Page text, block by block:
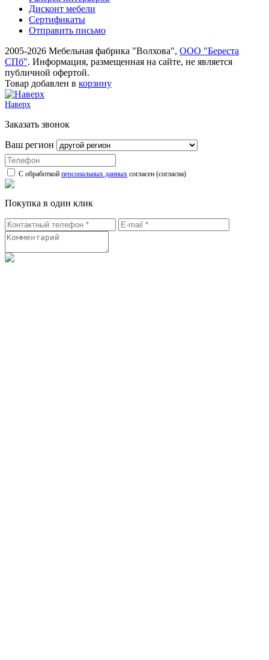
Дисконт мебели
Сертификаты
Отправить письмо
2005-2026 Мебельная фабрика "Волхова", ООО "Береста
СПб". Информация, размещенная на сайте, не является
публичной офертой.
Товар добавлен в корзину
Наверх
Заказать звонок
Ваш регион
С обработкой персональных данных согласен (согласна)
Покупка в один клик